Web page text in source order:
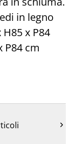
in legno
x P84
P84 cm
